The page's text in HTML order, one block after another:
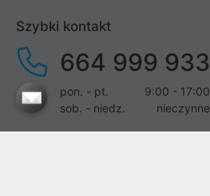
Szybki kontakt
664 999 933
pon. - pt.
9:00 - 17:00
sob. - niedz.
nieczynne